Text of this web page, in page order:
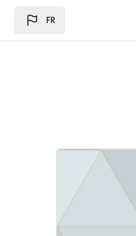
FR
Image du